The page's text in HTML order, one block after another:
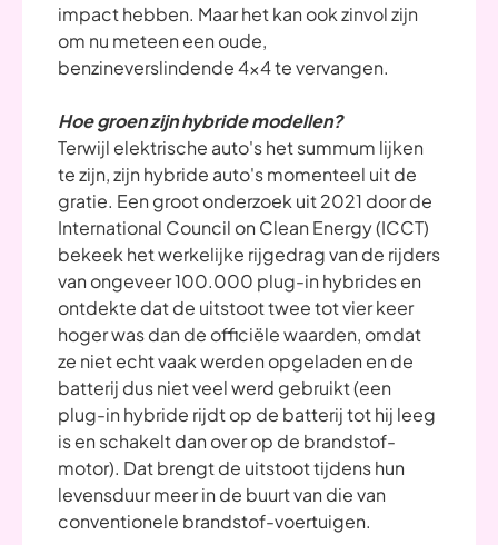
impact hebben. Maar het kan ook zinvol zijn
om nu meteen een oude,
benzineverslindende 4x4 te vervangen.
Hoe groen zijn hybride modellen?
Terwijl elektrische auto's het summum lijken
te zijn, zijn hybride auto's momenteel uit de
gratie. Een groot onderzoek uit 2021 door de
International Council on Clean Energy (ICCT)
bekeek het werkelijke rijgedrag van de rijders
van ongeveer 100.000 plug-in hybrides en
ontdekte dat de uitstoot twee tot vier keer
hoger was dan de officiële waarden, omdat
ze niet echt vaak werden opgeladen en de
batterij dus niet veel werd gebruikt (een
plug-in hybride rijdt op de batterij tot hij leeg
is en schakelt dan over op de brandstof-
motor). Dat brengt de uitstoot tijdens hun
levensduur meer in de buurt van die van
conventionele brandstof-voertuigen.